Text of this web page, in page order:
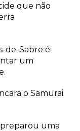
que não
de-Sabre é
um
o Samurai
uma